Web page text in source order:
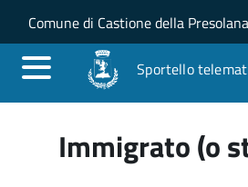
Salta al contenuto principale
Skip to site navigation
Comune di Castione della Presolana
Sportello
Immigrato (o